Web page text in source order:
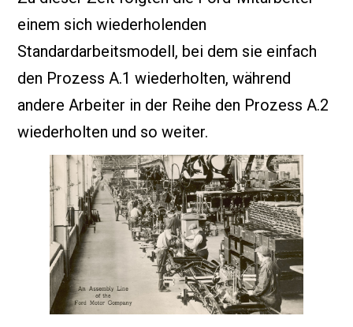
einem sich wiederholenden
Standardarbeitsmodell, bei dem sie einfach
den Prozess A.1 wiederholten, während
andere Arbeiter in der Reihe den Prozess A.2
wiederholten und so weiter.